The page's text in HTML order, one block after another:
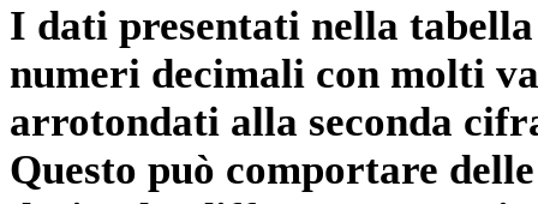
I dati presentati nella
numeri decimali con molti
arrotondati alla seconda
Questo può comportare